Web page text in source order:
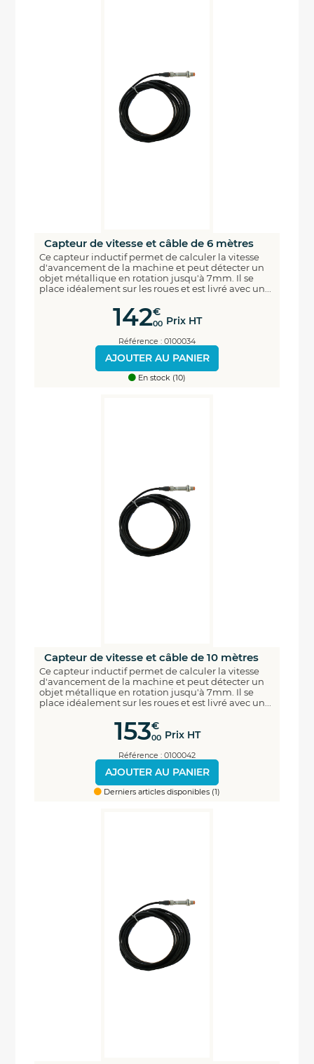
Capteur de vitesse et câble de 6 mètres
Ce capteur inductif permet de calculer la vitesse
d'avancement de la machine et peut détecter un
objet métallique en rotation jusqu'à 7mm. Il se
place idéalement sur les roues et est livré avec un...
142€
00 Prix HT
Référence : 0100034
AJOUTER AU PANIER
En stock (10)
Capteur de vitesse et câble de 10 mètres
Ce capteur inductif permet de calculer la vitesse
d'avancement de la machine et peut détecter un
objet métallique en rotation jusqu'à 7mm. Il se
place idéalement sur les roues et est livré avec un...
153€
00 Prix HT
Référence : 0100042
AJOUTER AU PANIER
Derniers articles disponibles (1)